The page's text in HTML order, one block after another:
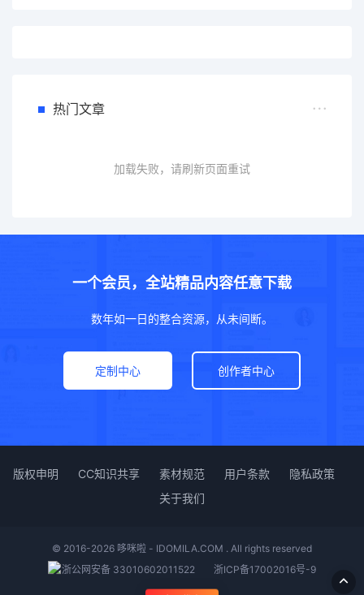
热门文章
加载失败，请刷新页面重试
一个会员，全站精品内容任意下载
数年如一日的整合资源，从未间断。
定制中心 创作者中心
版权申明 CC知识共享 素材规范 用户条款
隐私政策
关于我们
© 2016-2026 哆咪啦 - IDOMILA.COM . All rights reserved
浙公网安备 33010602011522
浙ICP备17002016号-9